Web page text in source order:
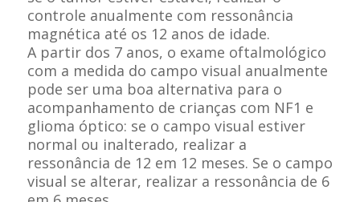
controle anualmente com ressonância
magnética até os 12 anos de idade.
A partir dos 7 anos, o exame oftalmológico
com a medida do campo visual anualmente
pode ser uma boa alternativa para o
acompanhamento de crianças com NF1 e
glioma óptico: se o campo visual estiver
normal ou inalterado, realizar a
ressonância de 12 em 12 meses. Se o campo
visual se alterar, realizar a ressonância de 6